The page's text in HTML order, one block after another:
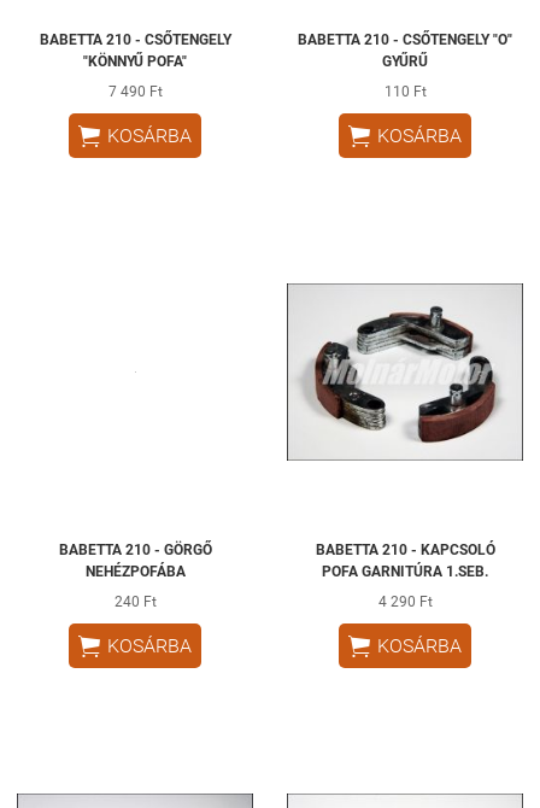
BABETTA 210 - CSŐTENGELY
"KÖNNYŰ POFA"
7 490 Ft
 KOSÁRBA
BABETTA 210 - CSŐTENGELY "O"
GYŰRŰ
110 Ft
 KOSÁRBA
BABETTA 210 - GÖRGŐ
NEHÉZPOFÁBA
240 Ft
 KOSÁRBA
BABETTA 210 - KAPCSOLÓ
POFA GARNITÚRA 1.SEB.
4 290 Ft
 KOSÁRBA